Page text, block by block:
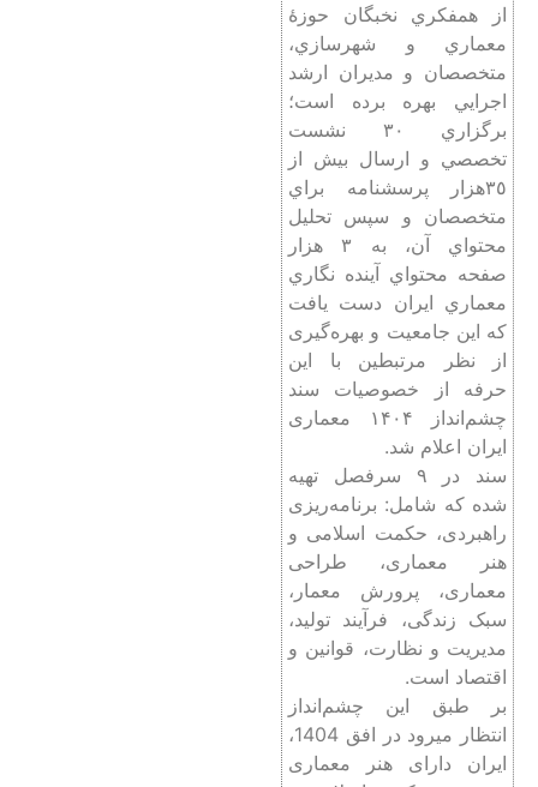
از همفکري نخبگان حوزۀ
معماري و شهرسازي،
متخصصان و مديران ارشد
اجرايي بهره برده است؛
برگزاري ٣٠ نشست
تخصصي و ارسال بيش از
٣٥هزار پرسشنامه براي
متخصصان و سپس تحليل
محتواي آن، به ٣ هزار
صفحه محتواي آينده نگاري
معماري ايران دست يافت
که این جامعیت و بهره‌گیری
از نظر مرتبطین با این
حرفه از خصوصیات سند
چشم‌انداز ۱۴۰۴ معماری
ایران اعلام شد.
سند در ۹ سرفصل تهیه
شده که شامل: برنامه‌ریزی
راهبردی، حکمت اسلامی و
هنر معماری، طراحی
معماری، پرورش معمار،
سبک زندگی، فرآیند تولید،
مدیریت و نظارت، قوانین و
اقتصاد است.
بر طبق این چشم‌انداز
انتظار میرود در افق 1404،
ایران دارای هنر معماری